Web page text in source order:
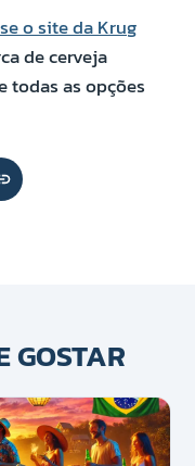
o site da Krug
de cerveja
todas as opções
GOSTAR